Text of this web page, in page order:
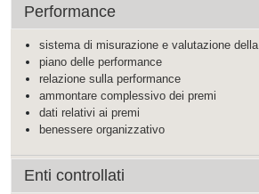
Performance
sistema di misurazione e valutazione
piano delle performance
relazione sulla performance
ammontare complessivo dei premi
dati relativi ai premi
benessere organizzativo
Enti controllati